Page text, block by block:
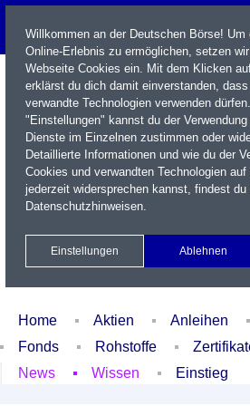
Name / WKN / ISIN / Kürzel
Xetra Realtime
Watchlist
Home Aktien Anleihen
Fonds
Rohstoffe
News
Wissen Einstieg
Willkommen an der Deutschen Börse!
Online-Erlebnis zu ermöglichen, setzen
Webseite Cookies ein. Mit dem Klicken
erklärst du dich damit einverstanden,
verwandte Technologien verwenden
"Einstellungen" kannst du der
Dienste im Einzelnen zustimmen oder
Detaillierte Informationen und wie du der
Cookies und verwandten Technologien
jederzeit widersprechen kannst, findest du
Datenschutzhinweisen.
Einstellungen Ablehnen